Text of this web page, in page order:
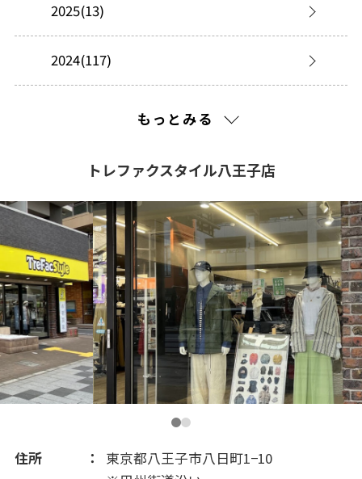
2025(13)
2024(117)
2021(21)
もっとみる
トレファクスタイル八王子店
住所
東京都八王子市八日町1−10